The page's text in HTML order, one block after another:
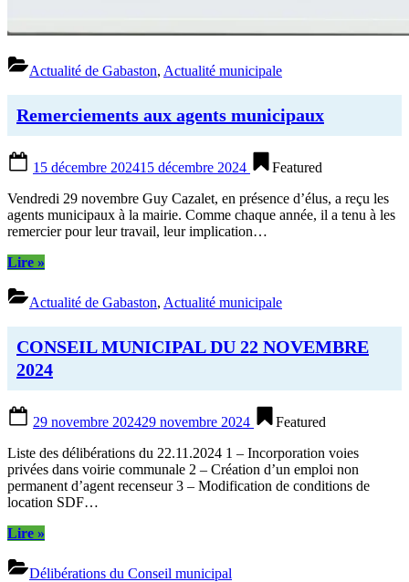
Actualité de Gabaston, Actualité municipale
Remerciements aux agents municipaux
on
15 décembre 202415 décembre 2024
Featured
Vendredi 29 novembre Guy Cazalet, en présence d’élus, a reçu les
agents municipaux à la mairie. Comme chaque année, il a tenu à les
remercier pour leur travail, leur implication…
Lire“Remerciements
agents
municipaux”
»
Actualité de Gabaston, Actualité municipale
CONSEIL MUNICIPAL DU 22 NOVEMBRE
2024
on
29 novembre 202429 novembre 2024
Featured
Liste des délibérations du 22.11.2024 1 – Incorporation voies
privées dans voirie communale 2 – Création d’un emploi non
permanent d’agent recenseur 3 – Modification de conditions de
location SDF…
Lire“CONSEIL
DU
»
Délibérations du Conseil municipal